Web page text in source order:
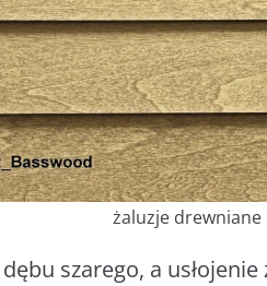
żaluzje drewniane
szarego, a